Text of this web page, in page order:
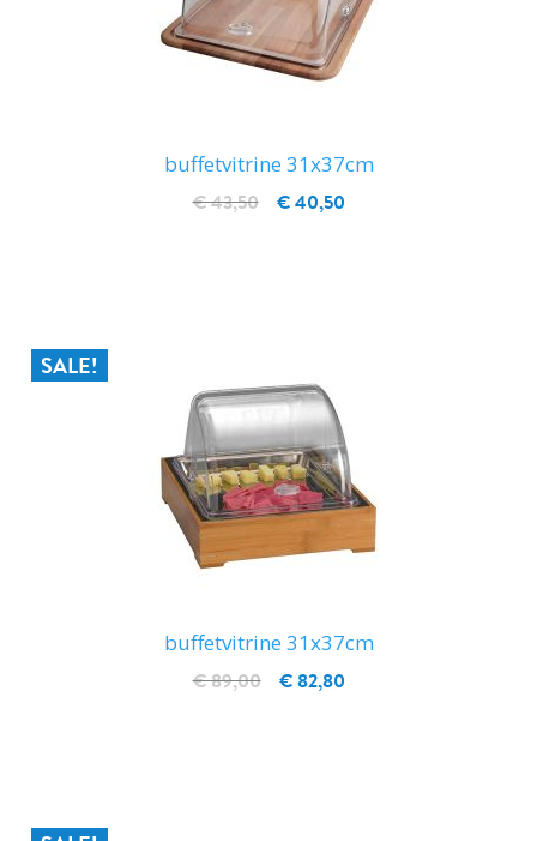
buffetvitrine 31x37cm
€ 40,50
€ 43,50
SALE!
buffetvitrine 31x37cm
€ 82,80
€ 89,00